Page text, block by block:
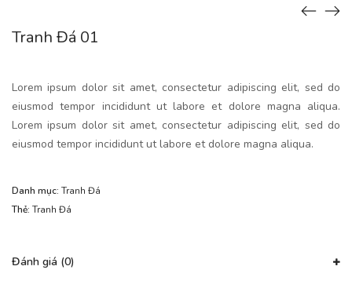
Tranh Đá 01
Lorem ipsum dolor sit amet, consectetur adipiscing elit, sed do
eiusmod tempor incididunt ut labore et dolore magna aliqua.
Lorem ipsum dolor sit amet, consectetur adipiscing elit, sed do
eiusmod tempor incididunt ut labore et dolore magna aliqua.
Danh mục: Tranh Đá
Thẻ: Tranh Đá
Đánh giá (0)